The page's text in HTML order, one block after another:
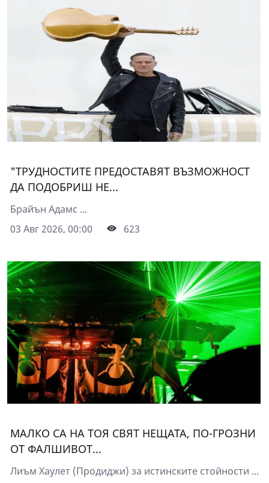
"ТРУДНОСТИТЕ ПРЕДОСТАВЯТ ВЪЗМОЖНОСТ
ДА ПОДОБРИШ НЕ...
Брайън Адамс ...
03 Авг 2026, 00:00
623
МАЛКО СА НА ТОЯ СВЯТ НЕЩАТА, ПО-ГРОЗНИ
ОТ ФАЛШИВОТ...
Лиъм Хаулет (Продиджи) за истинските стойности ...